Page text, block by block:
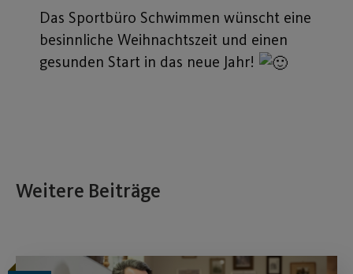
Das Sportbüro Schwimmen wünscht eine
besinnliche Weihnachtszeit und einen
gesunden Start in das neue Jahr!
Weitere Beiträge